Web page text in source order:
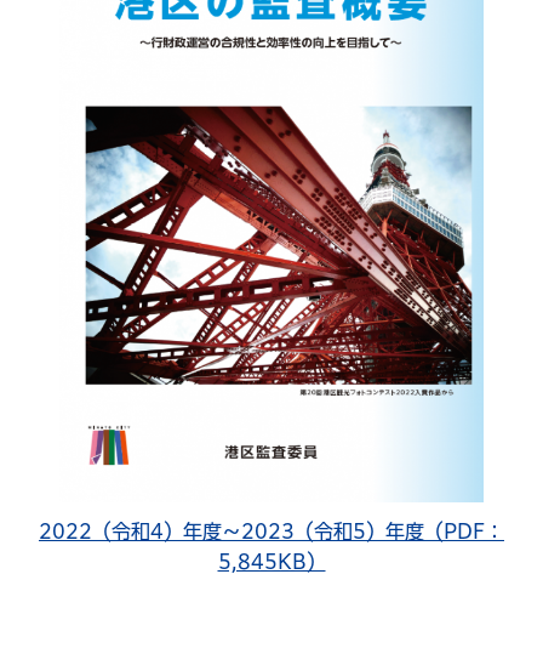
2022（令和4）年度～2023（令和5）年度（PDF：
5,845KB）